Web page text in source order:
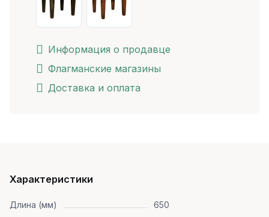
Информация о продавце
Флагманские магазины
Доставка и оплата
Характеристики
Длина (мм)
650